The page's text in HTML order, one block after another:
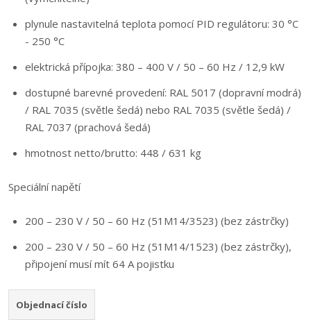
plynule nastavitelná teplota pomocí PID regulátoru: 30 °C
- 250 °C
elektrická přípojka: 380 – 400 V / 50 – 60 Hz / 12,9 kW
dostupné barevné provedení: RAL 5017 (dopravní modrá)
/ RAL 7035 (světle šedá) nebo RAL 7035 (světle šedá) /
RAL 7037 (prachová šedá)
hmotnost netto/brutto: 448 / 631 kg
Speciální napětí
200 – 230 V / 50 – 60 Hz (51M14/3523) (bez zástrčky)
200 – 230 V / 50 – 60 Hz (51M14/1523) (bez zástrčky),
připojení musí mít 64 A pojistku
Objednací číslo